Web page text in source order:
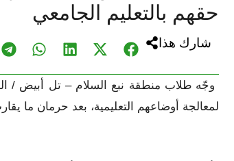
حقهم بالتعليم الجامعي
شارك هذا
وجّه طلاب منطقة نبع السلام – تل أبيض /
لمعالجة أوضاعهم التعليمية، بعد حرمان ما يقارب 2500 طالب من استكمال دراستهم الجامعية نتيجة الظروف